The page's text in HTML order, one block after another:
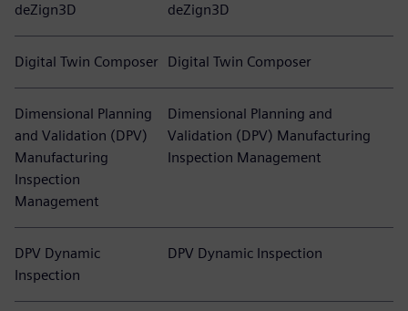
deZign3D deZign3D
Digital Twin Composer Digital Twin Composer
Dimensional Planning
and Validation (DPV)
Manufacturing
Inspection
Management
Dimensional Planning and
Validation (DPV) Manufacturing
Inspection Management
DPV Dynamic
Inspection
DPV Dynamic Inspection